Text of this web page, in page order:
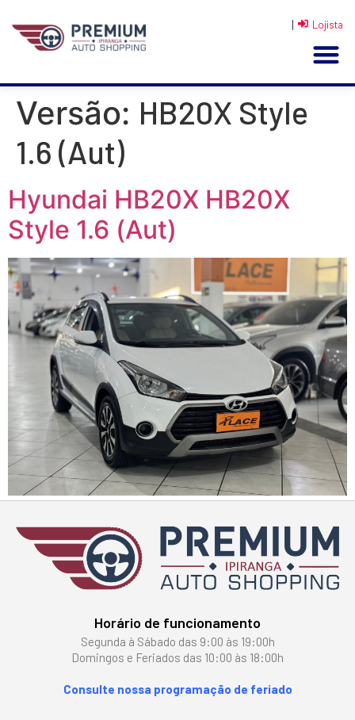
| Lojista
Versão: HB20X Style
1.6 (Aut)
Hyundai HB20X HB20X
Style 1.6 (Aut)
Horário de funcionamento
Segunda à Sábado das 9:00 às 19:00h
Domingos e Feriados das 10:00 às 18:00h
Consulte nossa programação de feriado